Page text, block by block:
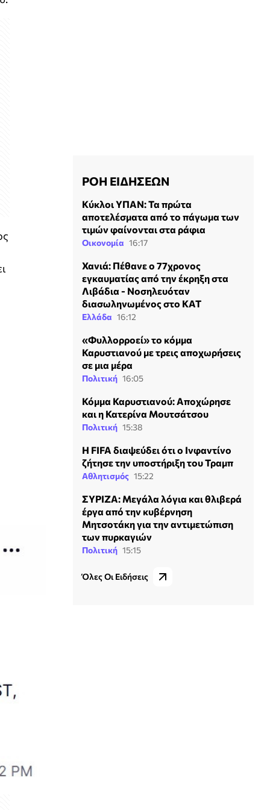
ΡΟΗ ΕΙΔΗΣΕΩΝ
Κύκλοι ΥΠΑΝ: Τα πρώτα
αποτελέσματα από το πάγωμα των
τιμών φαίνονται στα ράφια
Οικονομία 16:17
Χανιά: Πέθανε ο 77χρονος
εγκαυματίας από την έκρηξη στα
Λιβάδια - Νοσηλευόταν
διασωληνωμένος στο ΚΑΤ
Ελλάδα 16:12
«Φυλλορροεί» το κόμμα
Καρυστιανού με τρεις αποχωρήσεις
σε μια μέρα
Πολιτική 16:05
Κόμμα Καρυστιανού: Αποχώρησε
και η Κατερίνα Μουτσάτσου
Πολιτική 15:38
Η FIFA διαψεύδει ότι ο Ινφαντίνο
ζήτησε την υποστήριξη του Τραμπ
Αθλητισμός 15:22
ΣΥΡΙΖΑ: Μεγάλα λόγια και θλιβερά
έργα από την κυβέρνηση
Μητσοτάκη για την αντιμετώπιση
των πυρκαγιών
Πολιτική 15:15
Όλες Οι Ειδήσεις